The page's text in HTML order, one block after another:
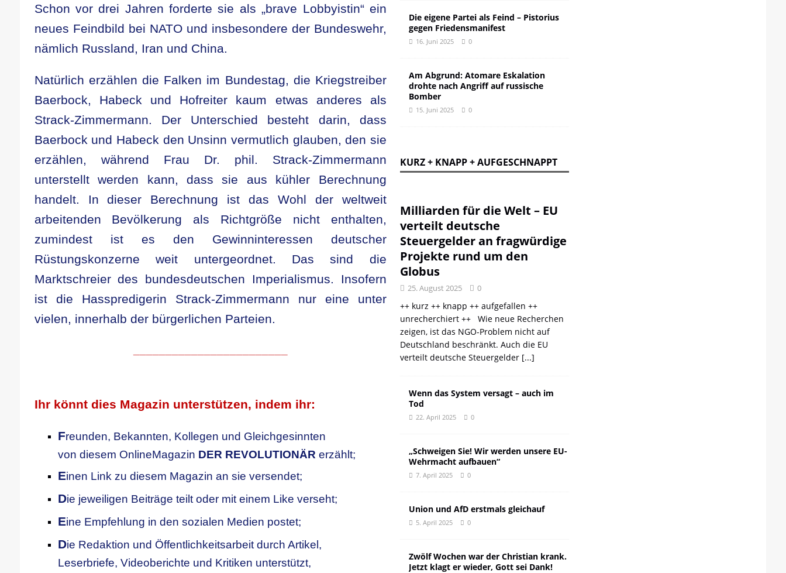
Schon vor drei Jahren forderte sie als „brave Lobbyistin“ ein
neues Feindbild bei NATO und insbesondere der Bundeswehr,
nämlich Russland, Iran und China.
Natürlich erzählen die Falken im Bundestag, die Kriegstreiber
Baerbock, Habeck und Hofreiter kaum etwas anderes als
Strack-Zimmermann. Der Unterschied besteht darin, dass
Baerbock und Habeck den Unsinn vermutlich glauben, den sie
erzählen, während Frau Dr. phil. Strack-Zimmermann
unterstellt werden kann, dass sie aus kühler Berechnung
handelt. In dieser Berechnung ist das Wohl der weltweit
arbeitenden Bevölkerung als Richtgröße nicht enthalten,
zumindest ist es den Gewinninteressen deutscher
Rüstungskonzerne weit untergeordnet. Das sind die
Marktschreier des bundesdeutschen Imperialismus. Insofern
ist die Hasspredigerin Strack-Zimmermann nur eine unter
vielen, innerhalb der bürgerlichen Parteien.
Ihr könnt dies Magazin unterstützen, indem ihr:
Freunden, Bekannten, Kollegen und Gleichgesinnten
von diesem OnlineMagazin DER REVOLUTIONÄR erzählt;
Einen Link zu diesem Magazin an sie versendet;
Die jeweiligen Beiträge teilt oder mit einem Like verseht;
Eine Empfehlung in den sozialen Medien postet;
Die Redaktion und Öffentlichkeitsarbeit durch Artikel,
Leserbriefe, Videoberichte und Kritiken unterstützt,
Die eigene Partei als Feind – Pistorius
gegen Friedensmanifest
16. Juni 2025 0
Am Abgrund: Atomare Eskalation
drohte nach Angriff auf russische
Bomber
15. Juni 2025 0
KURZ + KNAPP + AUFGESCHNAPPT
Milliarden für die Welt – EU
verteilt deutsche
Steuergelder an fragwürdige
Projekte rund um den
Globus
25. August 2025 0
++ kurz ++ knapp ++ aufgefallen ++
unrecherchiert ++ Wie neue Recherchen
zeigen, ist das NGO-Problem nicht auf
Deutschland beschränkt. Auch die EU
verteilt deutsche Steuergelder [...]
Wenn das System versagt – auch im
Tod
22. April 2025 0
„Schweigen Sie! Wir werden unsere EU-
Wehrmacht aufbauen“
7. April 2025 0
Union und AfD erstmals gleichauf
5. April 2025 0
Zwölf Wochen war der Christian krank.
Jetzt klagt er wieder, Gott sei Dank!